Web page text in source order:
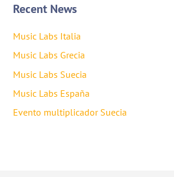
Recent News
Music Labs Italia
Music Labs Grecia
Music Labs Suecia
Music Labs España
Evento multiplicador Suecia